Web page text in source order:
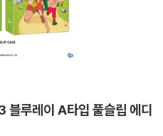
루레이 A타입 풀슬립 에디